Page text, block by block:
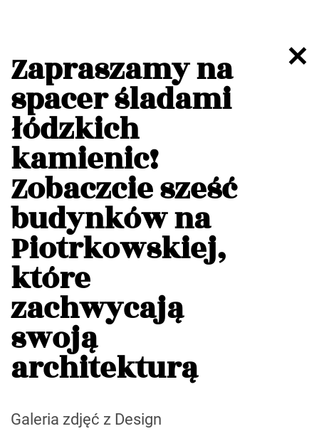
Zapraszamy na
spacer śladami
łódzkich
kamienic!
Zobaczcie sześć
budynków na
Piotrkowskiej,
które
zachwycają
swoją
architekturą
Galeria zdjęć z Design